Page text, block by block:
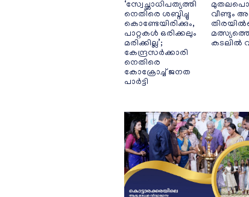
‘സ്വേച്ഛാധിപത്യത്തി
നെതിരെ ശബ്ദിച്ചു
കൊണ്ടേയിരിക്കും,
പാറ്റകൾ ഒരിക്കലും
മരിക്കില്ല’;
കേന്ദ്രസർക്കാരി
നെതിരെ
കോക്രോച്ച് ജനത
പാർട്ടി
വീണ്ടും
കടലിൽ